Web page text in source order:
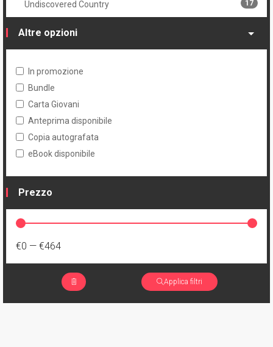
Undiscovered Country 17
Altre opzioni
In promozione
Bundle
Carta Giovani
Anteprima disponibile
Copia autografata
eBook disponibile
Prezzo
€0 — €464
Applica filtri